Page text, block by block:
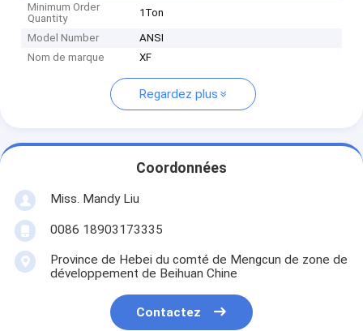
Minimum Order
Quantity
1Ton
Model Number
ANSI
Nom de marque
XF
Regardez plus
Coordonnées
Miss. Mandy Liu
0086 18903173335
Province de Hebei du comté de Mengcun de zone de
développement de Beihuan Chine
Contactez